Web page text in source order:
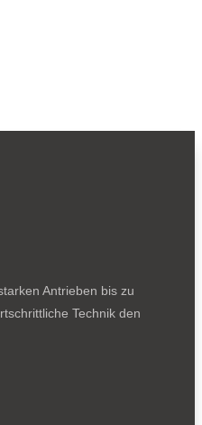
Antrieben bis zu
Technik den